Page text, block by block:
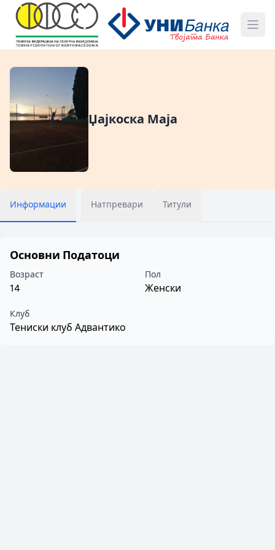
Џајкоска Маја
Информации Натпревари Титули
Основни Податоци
Возраст
14
Пол
Женски
Клуб
Тениски клуб Адвантико